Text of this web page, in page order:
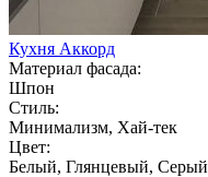
Кухня Аккорд
Материал фасада:
Шпон
Стиль:
Минимализм, Хай-тек
Цвет:
Белый, Глянцевый, Серый